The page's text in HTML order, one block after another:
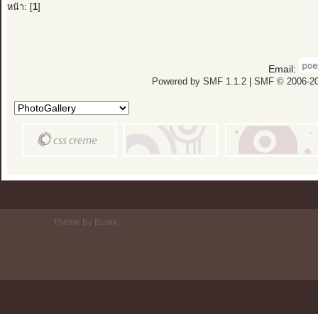
หน้า: [ 1]
Email:
Powered by SMF 1.1.2| SMF © 2006-
Theme By Burak